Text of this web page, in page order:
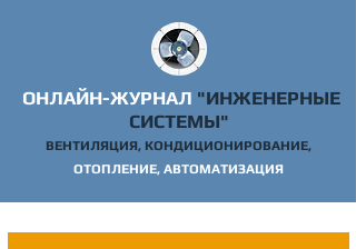
ОНЛАЙН-ЖУРНАЛ "ИНЖЕНЕРНЫЕ
СИСТЕМЫ"
ВЕНТИЛЯЦИЯ, КОНДИЦИОНИРОВАНИЕ,
ОТОПЛЕНИЕ, АВТОМАТИЗАЦИЯ